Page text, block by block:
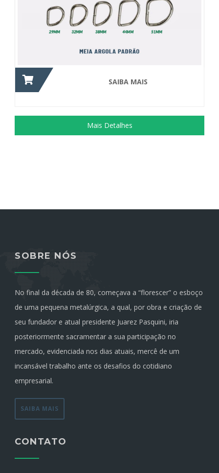
+ DETALHES
SAIBA MAIS
Mais Detalhes
SOBRE NÓS
No final da década de 80, começava a “florescer” o esboço
de uma pequena metalúrgica, a qual, por obra e criação de
seu fundador e atual presidente Juarez Pasquini, iria
posteriormente sacramentar a sua participação no
mercado, evidenciada nos dias atuais, mercê de um
incansável trabalho ante os desafios do cotidiano
empresarial.
SAIBA MAIS
CONTATO